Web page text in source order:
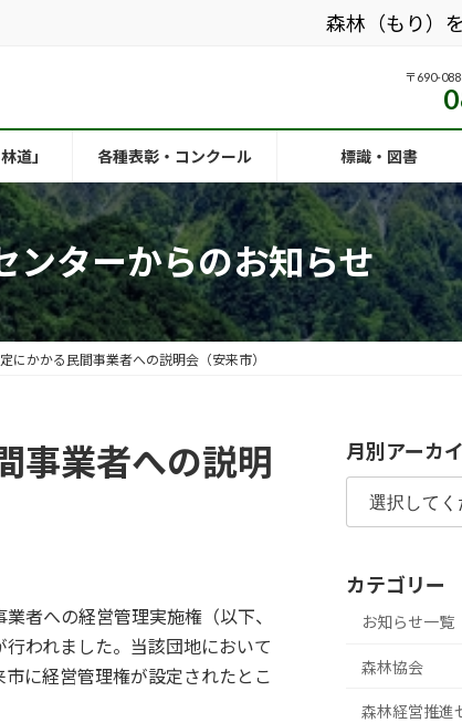
森林（もり）
〒690-
道」 各種表彰・コンクール 標識・図書
ンターからのお知らせ
にかかる民間事業者への説明会（安来市）
事業者への説明
者への経営管理実施権（以下、
われました。当該団地において
に経営管理権が設定されたとこ
月別アーカ
カテゴリー
お知らせ一覧
森林協会
森林経営推進